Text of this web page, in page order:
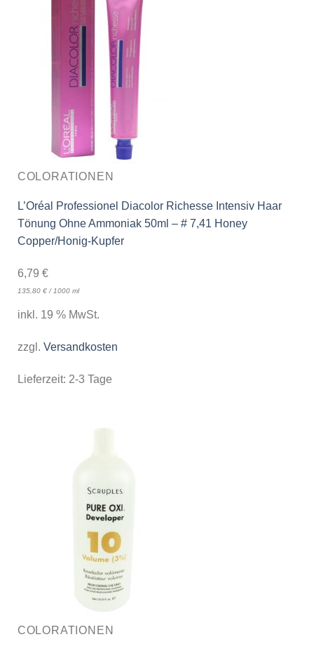
COLORATIONEN
L’Oréal Professionel Diacolor Richesse Intensiv Haar
Tönung Ohne Ammoniak 50ml – # 7,41 Honey
Copper/Honig-Kupfer
6,79 €
135,80 €/ 1000 ml
inkl. 19 % MwSt.
zzgl. Versandkosten
Lieferzeit: 2-3 Tage
COLORATIONEN